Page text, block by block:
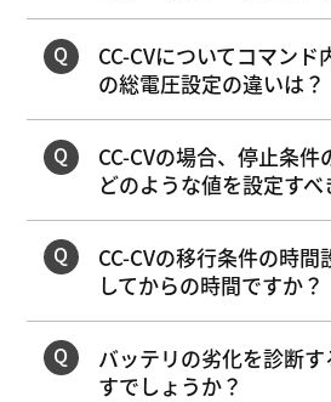
CC-CVについてコマン
の総電圧設定の違いは？
CC-CVの場合、停止条
どのような値を設定すべ
CC-CVの移行条件の時間
してからの時間ですか？
バッテリの劣化を診断
すでしょうか？